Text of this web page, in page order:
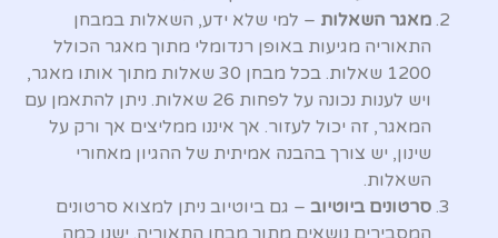
מאגר השאלות – למי שלא ידע, השאלות במבחן
התאוריה מגיעות באופן רנדומלי מתוך מאגר הכולל
1200 שאלות. בכל מבחן 30 שאלות מתוך אותו מאגר,
ויש לענות נכונה על לפחות 26 שאלות. ניתן להתאמן עם
המאגר, זה יכול לעזור. אך איננו ממליצים אך ורק על
שינון, יש צורך בהבנה אמיתית של ההגיון מאחורי
השאלות.
סרטונים ביוטיוב – גם ביוטיוב ניתן למצוא סרטונים
המסבירים נושאים מתוך מבחן התאוריה. ישנן כמה